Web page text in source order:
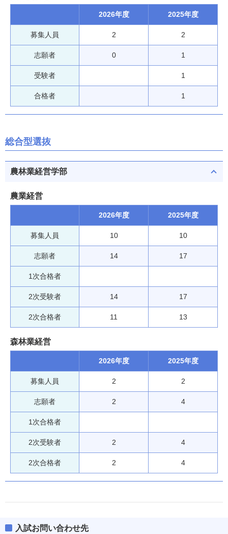
2026年度 2025年度
募集人員 2 2
志願者 0 1
受験者 1
合格者 1
総合型選抜
農林業経営学部
農業経営
2026年度 2025年度
募集人員 10 10
志願者 14 17
1次合格者
2次受験者 14 17
2次合格者 11 13
森林業経営
2026年度 2025年度
募集人員 2 2
志願者 2 4
1次合格者
2次受験者 2 4
2次合格者 2 4
入試お問い合わせ先